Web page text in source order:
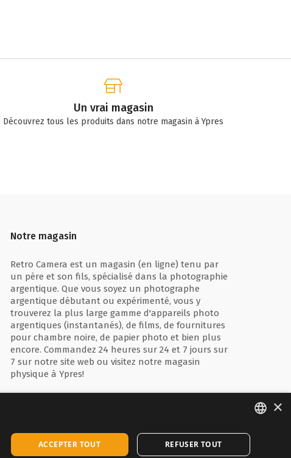
Un vrai magasin
Découvrez tous les produits dans notre magasin à Ypres
Notre magasin
Retro Camera est un magasin (en ligne) tenu par
un père et son fils, spécialisé dans la photographie
argentique. Que vous soyez un photographe
argentique débutant ou expérimenté, vous y
trouverez la plus large gamme d'appareils photo
argentiques (instantanés), de films, de fournitures
pour chambre noire, de papier photo et bien plus
encore. Commandez 24 heures sur 24 et 7 jours sur
7 sur notre site web ou visitez notre magasin
physique à Ypres!
ENGLISH
×
ACCEPTER TOUT REFUSER TOUT